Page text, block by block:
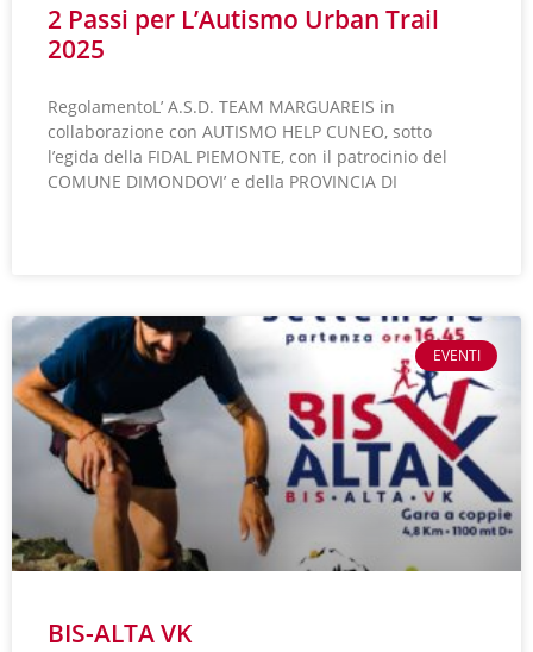
2 Passi per L’Autismo Urban Trail
2025
RegolamentoL’ A.S.D. TEAM MARGUAREIS in
collaborazione con AUTISMO HELP CUNEO, sotto
l’egida della FIDAL PIEMONTE, con il patrocinio del
COMUNE DIMONDOVI’ e della PROVINCIA DI
EVENTI
BIS-ALTA VK